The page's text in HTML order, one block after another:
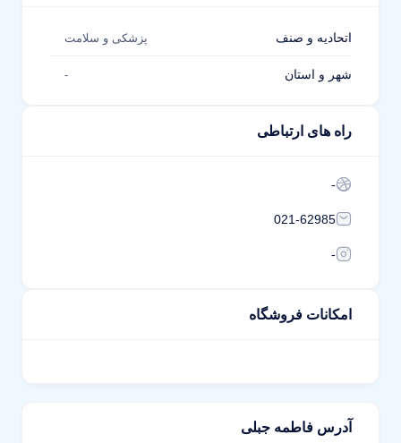
اتحادیه و صنف پزشکی و سلامت
شهر و استان -
راه های ارتباطی
-
021-62985
-
امکانات فروشگاه
آدرس فاطمه جبلی